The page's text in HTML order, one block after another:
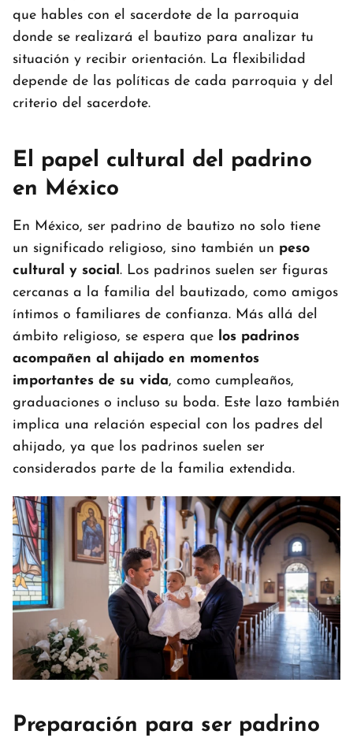
que hables con el sacerdote de la parroquia
donde se realizará el bautizo para analizar tu
situación y recibir orientación. La flexibilidad
depende de las políticas de cada parroquia y del
criterio del sacerdote.
El papel cultural del padrino
en México
En México, ser padrino de bautizo no solo tiene
un significado religioso, sino también un peso
cultural y social . Los padrinos suelen ser figuras
cercanas a la familia del bautizado, como amigos
íntimos o familiares de confianza. Más allá del
ámbito religioso, se espera que los padrinos
acompañen al ahijado en momentos
importantes de su vida, como cumpleaños,
graduaciones o incluso su boda. Este lazo también
implica una relación especial con los padres del
ahijado, ya que los padrinos suelen ser
considerados parte de la familia extendida.
Preparación para ser padrino